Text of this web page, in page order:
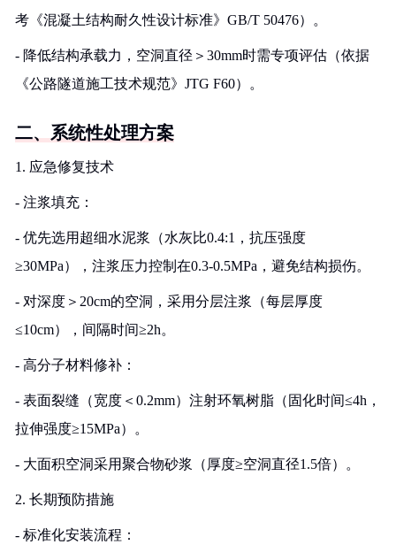
考《混凝土结构耐久性设计标准》GB/T 50476）。
- 降低结构承载力，空洞直径＞30mm时需专项评估（依据
《公路隧道施工技术规范》JTG F60）。
二、系统性处理方案
1. 应急修复技术
- 注浆填充：
- 优先选用超细水泥浆（水灰比0.4:1，抗压强度
≥30MPa），注浆压力控制在0.3-0.5MPa，避免结构损伤。
- 对深度＞20cm的空洞，采用分层注浆（每层厚度
≤10cm），间隔时间≥2h。
- 高分子材料修补：
- 表面裂缝（宽度＜0.2mm）注射环氧树脂（固化时间≤4h，
拉伸强度≥15MPa）。
- 大面积空洞采用聚合物砂浆（厚度≥空洞直径1.5倍）。
2. 长期预防措施
- 标准化安装流程：